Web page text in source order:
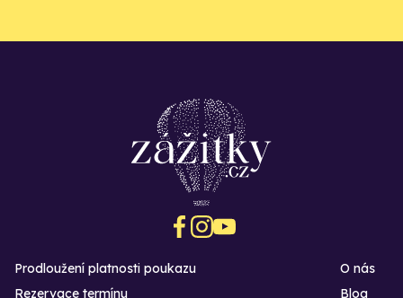
Prodloužení platnosti poukazu
Rezervace termínu
O nás
Blog